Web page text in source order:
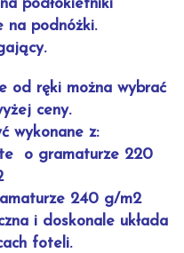
podłokietniki
na podnóżki.
od ręki można wybrać
ceny.
wykonane z:
o gramaturze 220
240 g/m2
i doskonale układa
foteli.